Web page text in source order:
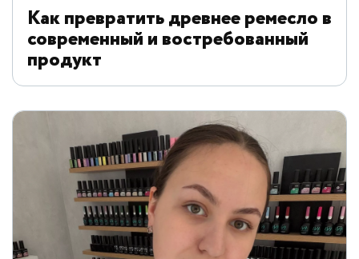
Как превратить древнее ремесло в
современный и востребованный
продукт